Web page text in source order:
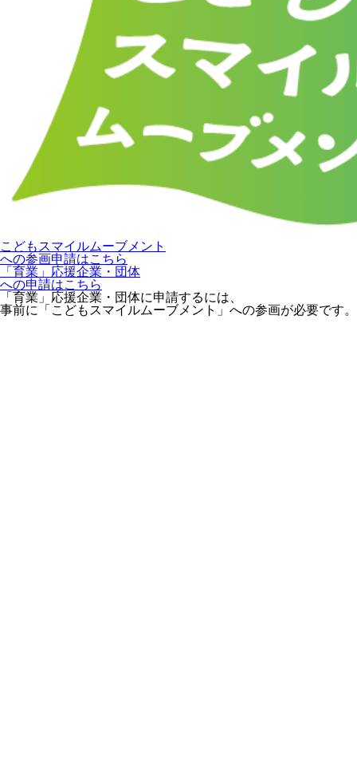
こどもスマイルムーブメント
への参画申請はこちら
「育業」応援企業・団体
への申請はこちら
「育業」応援企業・団体に申請するには、
事前に「こどもスマイルムーブメント」への参画が必要です。